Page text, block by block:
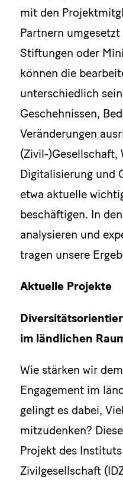
mit den
Partnern
Stiftungen oder
können die
unterschiedlich
Geschehnissen,
Veränderungen
(Zivil-)Gesellschaft,
Digitalisierung und
etwa aktuelle
beschäftigen. In
analysieren und
tragen unsere
Aktuelle Projekte
im ländlichen
Wie stärken wir
Engagement im
gelingt es dabei,
mitzudenken?
Projekt des
Zivilgesellschaft